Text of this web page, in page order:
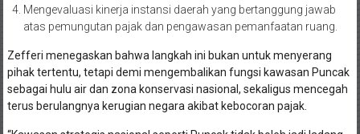
Mengevaluasi kinerja instansi daerah yang bertanggung jawab
atas pemungutan pajak dan pengawasan pemanfaatan ruang.
Zefferi menegaskan bahwa langkah ini bukan untuk menyerang
pihak tertentu, tetapi demi mengembalikan fungsi kawasan Puncak
sebagai hulu air dan zona konservasi nasional, sekaligus mencegah
terus berulangnya kerugian negara akibat kebocoran pajak.